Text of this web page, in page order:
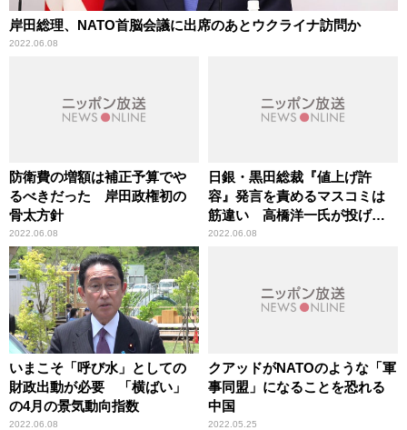
岸田総理、NATO首脳会議に出席のあとウクライナ訪問か
2022.06.08
防衛費の増額は補正予算でや
るべきだった 岸田政権初の
骨太方針
2022.06.08
日銀・黒田総裁『値上げ許
容』発言を責めるマスコミは
筋違い 高橋洋一氏が投げか
ける「疑問」
2022.06.08
いまこそ「呼び水」としての
財政出動が必要 「横ばい」
の4月の景気動向指数
2022.06.08
クアッドがNATOのような「軍
事同盟」になることを恐れる
中国
2022.05.25